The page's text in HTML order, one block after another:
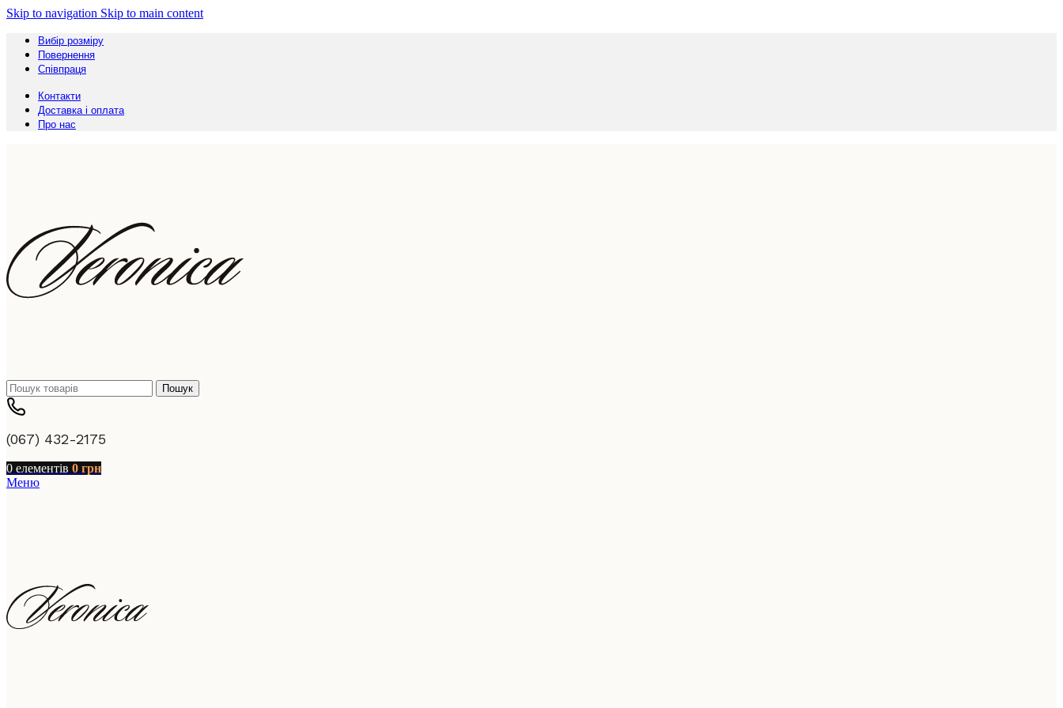
Skip to navigation Skip to main content
Вибір розміру
Повернення
Співпраця
Контакти
Доставка і оплата
Про нас
Пошук
(067) 432-2175
0 елементів 0 грн
Меню